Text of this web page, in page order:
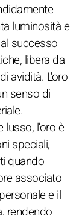
luminosità e
successo
libera da
avidità. L'oro
senso di
lusso, l'oro è
speciali,
quando
associato
e il